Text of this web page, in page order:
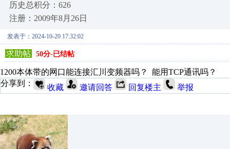
历史总积分：626
注册：2009年8月26日
发表于：2024-10-20 17:32:02
求助帖 50分-已结帖
1200本体带的网口能连接汇川变频器吗？ 能用TCP通讯吗？
分享到：
收藏 邀请回答 回复楼主 举报